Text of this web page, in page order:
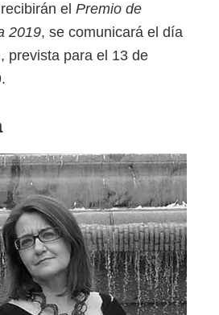
el Premio de
2019, se comunicará el día
prevista para el 13 de